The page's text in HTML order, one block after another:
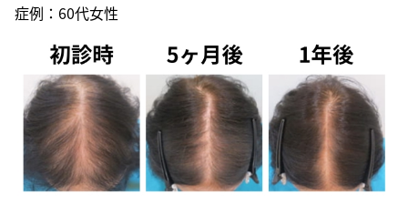
症例：60代女性